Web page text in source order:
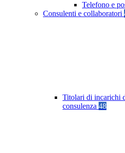
Telefono e
Consulenti e collaboratori
Titolari di incarichi
consulenza 48